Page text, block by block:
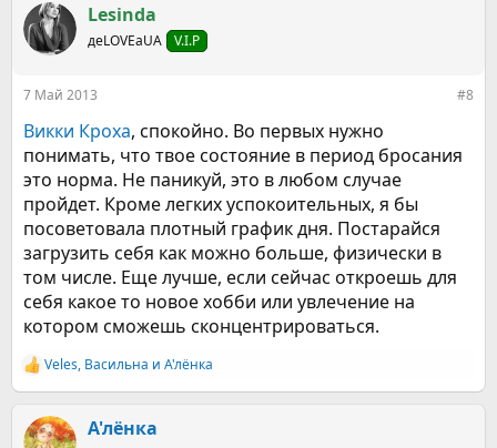
к
ц
и
Lesinda
деLOVEаUA V.I.P
7 Май 2013 #8
Викки Кроха, спокойно. Во первых нужно
понимать, что твое состояние в период бросания
это норма. Не паникуй, это в любом случае
пройдет. Кроме легких успокоительных, я бы
посоветовала плотный график дня. Постарайся
загрузить себя как можно больше, физически в
том числе. Еще лучше, если сейчас откроешь для
себя какое то новое хобби или увлечение на
котором сможешь сконцентрироваться.
Р
е
к
ц
Veles, Васильна и А'лёнка
А'лёнка